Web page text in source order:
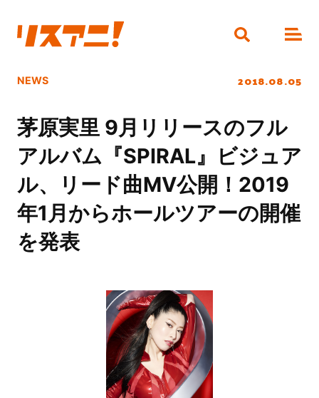
NEWS 2018.08.05
茅原実里 9月リリースのフル
アルバム『SPIRAL』ビジュア
ル、リード曲MV公開！2019
年1月からホールツアーの開催
を発表